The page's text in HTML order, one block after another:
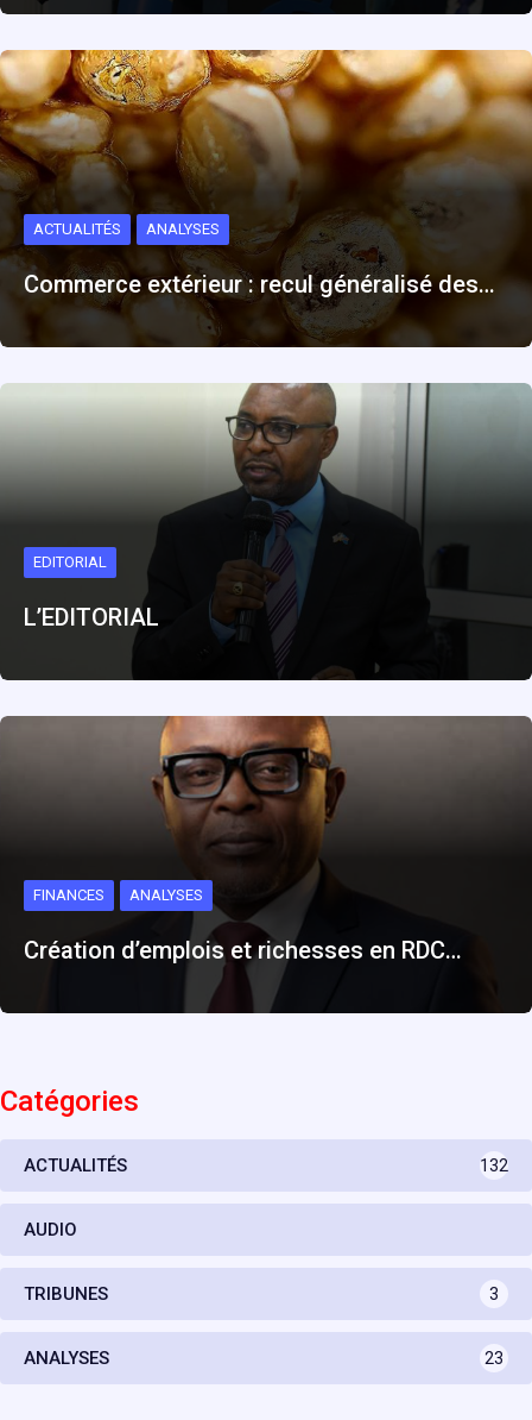
ACTUALITÉS ANALYSES
Commerce extérieur : recul généralisé des…
EDITORIAL
L’EDITORIAL
FINANCES ANALYSES
Création d’emplois et richesses en RDC…
Catégories
ACTUALITÉS 132
AUDIO
TRIBUNES 3
ANALYSES 23